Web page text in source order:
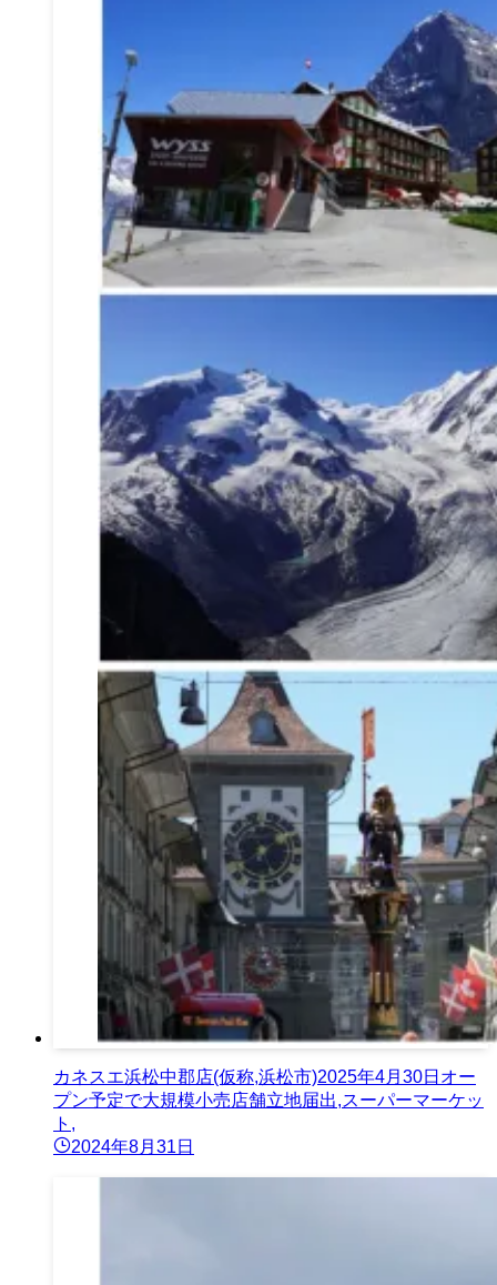
カネスエ浜松中郡店(仮称,浜松市)2025年4月30日オー
プン予定で大規模小売店舗立地届出,スーパーマーケッ
ト,
2024年8月31日